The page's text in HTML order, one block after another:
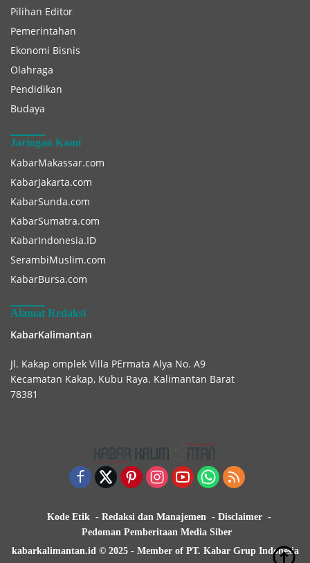
Pilihan Editor
Pemerintahan
Ekonomi Bisnis
Olahraga
Pendidikan
Budaya
Jaringan Kami
KabarMakassar.com
KabarJakarta.com
KabarSunda.com
KabarSumatra.com
KabarIndonesia.ID
SerambiMuslim.com
KabarBursa.com
Alamat Redaksi
KabarKalimantan
Jl. Kakap omplek Villa PErmata Alya No. A9
Kecamatan Kakap, Kubu Raya. Kalimantan Barat
78381
Kode Etik Redaksi dan Manajemen
Disclaimer
Pedoman Pemberitaan Media Siber
kabarkalimantan.id © 2025 - Member of PT. Kabar Grup Indonesia